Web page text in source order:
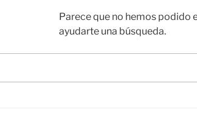
Parece que no hemos podido
ayudarte una búsqueda.